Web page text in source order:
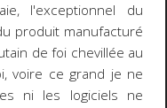
l'exceptionnel du
produit manufacturé
de foi chevillée au
voire ce grand je ne
ni les logiciels ne